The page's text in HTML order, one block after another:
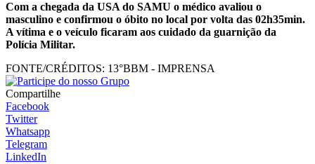
Com a chegada da USA do SAMU o médico avaliou o
masculino e confirmou o óbito no local por volta das 02h35min.
A vítima e o veículo ficaram aos cuidado da guarnição da
Polícia Militar.
FONTE/CRÉDITOS: 13°BBM - IMPRENSA
Compartilhe
Facebook
Twitter
Whatsapp
Telegram
LinkedIn